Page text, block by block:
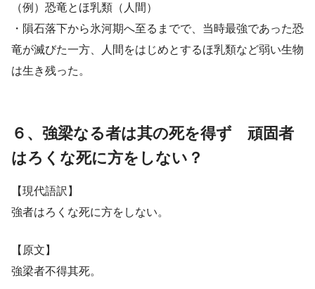
（例）恐竜とほ乳類（人間）
・隕石落下から氷河期へ至るまでで、当時最強であった恐
竜が滅びた一方、人間をはじめとするほ乳類など弱い生物
は生き残った。
６、強梁なる者は其の死を得ず 頑固者
はろくな死に方をしない？
【現代語訳】
強者はろくな死に方をしない。
【原文】
強梁者不得其死。